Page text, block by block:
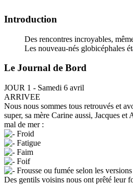
Introduction
Des rencontres incroyables,
Les nouveau-nés globicéphales
Le Journal de Bord
JOUR 1 - Samedi 6 avril
ARRIVEE
Nous nous sommes tous retrouvés et
super, sa mère Carine aussi, Jacques
mal de mer :
Froid
Fatigue
Faim
Foif
Frousse ou fumée selon les versions
Des gentils voisins nous ont prêté leur